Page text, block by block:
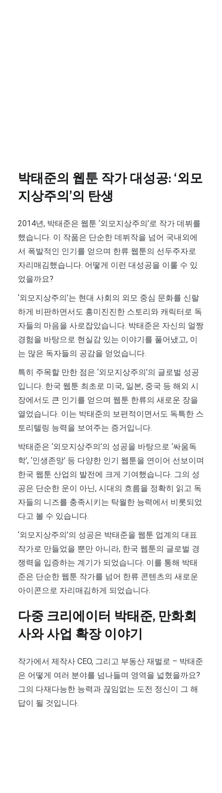
박태준의 웹툰 작가 대성공: ‘외모
지상주의’의 탄생
2014년, 박태준은 웹툰 ‘외모지상주의’로 작가 데뷔를
했습니다. 이 작품은 단순한 데뷔작을 넘어 국내외에
서 폭발적인 인기를 얻으며 한류 웹툰의 선두주자로
자리매김했습니다. 어떻게 이런 대성공을 이룰 수 있
었을까요?
‘외모지상주의’는 현대 사회의 외모 중심 문화를 신랄
하게 비판하면서도 흥미진진한 스토리와 캐릭터로 독
자들의 마음을 사로잡았습니다. 박태준은 자신의 얼짱
경험을 바탕으로 현실감 있는 이야기를 풀어냈고, 이
는 많은 독자들의 공감을 얻었습니다.
특히 주목할 만한 점은 ‘외모지상주의’의 글로벌 성공
입니다. 한국 웹툰 최초로 미국, 일본, 중국 등 해외 시
장에서도 큰 인기를 얻으며 웹툰 한류의 새로운 장을
열었습니다. 이는 박태준의 보편적이면서도 독특한 스
토리텔링 능력을 보여주는 증거입니다.
박태준은 ‘외모지상주의’의 성공을 바탕으로 ‘싸움독
학’, ‘인생존망’ 등 다양한 인기 웹툰을 연이어 선보이며
한국 웹툰 산업의 발전에 크게 기여했습니다. 그의 성
공은 단순한 운이 아닌, 시대의 흐름을 정확히 읽고 독
자들의 니즈를 충족시키는 탁월한 능력에서 비롯되었
다고 볼 수 있습니다.
‘외모지상주의’의 성공은 박태준을 웹툰 업계의 대표
작가로 만들었을 뿐만 아니라, 한국 웹툰의 글로벌 경
쟁력을 입증하는 계기가 되었습니다. 이를 통해 박태
준은 단순한 웹툰 작가를 넘어 한류 콘텐츠의 새로운
아이콘으로 자리매김하게 되었습니다.
다중 크리에이터 박태준, 만화회
사와 사업 확장 이야기
작가에서 제작사 CEO, 그리고 부동산 재벌로 – 박태준
은 어떻게 여러 분야를 넘나들며 영역을 넓혔을까요?
그의 다재다능한 능력과 끊임없는 도전 정신이 그 해
답이 될 것입니다.